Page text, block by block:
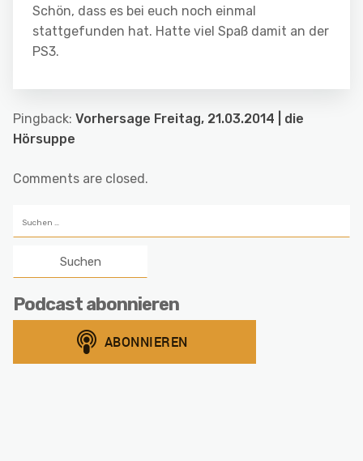
Schön, dass es bei euch noch einmal
stattgefunden hat. Hatte viel Spaß damit an der
PS3.
Pingback: Vorhersage Freitag, 21.03.2014 | die
Hörsuppe
Comments are closed.
nach:
Podcast abonnieren